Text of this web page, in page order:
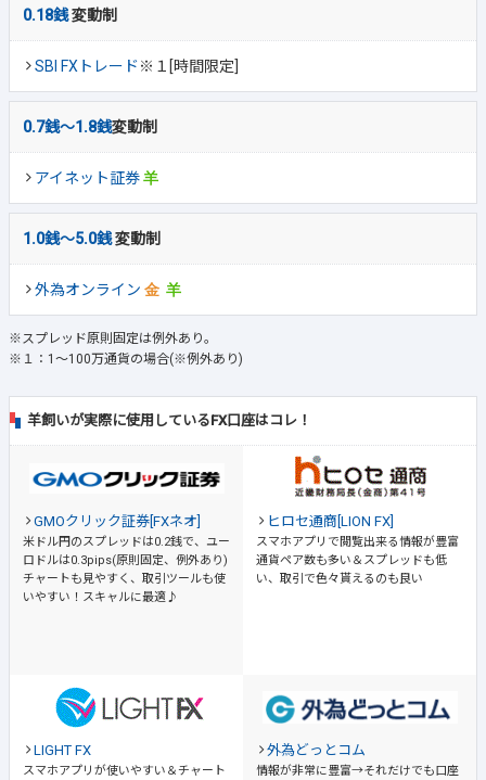
0.18銭変動制
SBI FXトレード※１[時間限定]
0.7銭～1.8銭変動制
アイネット証券
1.0銭～5.0銭変動制
外為オンライン
※スプレッド原則固定は例外あり。
※１：1～100万通貨の場合(※例外あり)
羊飼いが実際に使用しているFX口座はコレ！
GMOクリック証券[FXネオ]
米ドル円のスプレッドは0.2銭で、ユー
ロドルは0.3pips(原則固定、例外あり)
チャートも見やすく、取引ツールも使
いやすい！スキャルに最適♪
ヒロセ通商[LION FX]
スマホアプリで閲覧出来る情報が豊富
通貨ペア数も多い＆スプレッドも低
い、取引で色々貰えるのも良い
LIGHT FX
スマホアプリが使いやすい＆チャート
外為どっとコム
情報が非常に豊富→それだけでも口座